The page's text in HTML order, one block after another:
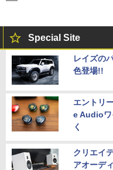
Special Site
レイズの
色登場!!
エントリ
e Audioワ
く
クリエイ
アオーデ